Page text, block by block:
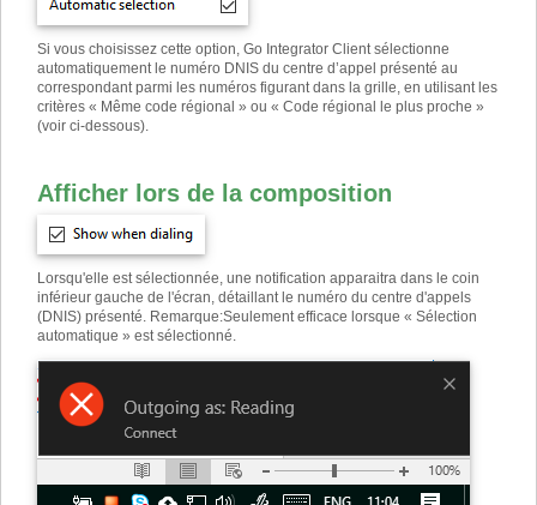
Si vous choisissez cette option, Go Integrator Client sélectionne
automatiquement le numéro DNIS du centre d’appel présenté au
correspondant parmi les numéros figurant dans la grille, en utilisant les
critères « Même code régional » ou « Code régional le plus proche »
(voir ci-dessous).
Afficher lors de la composition
Lorsqu'elle est sélectionnée, une notification apparaitra dans le coin
inférieur gauche de l'écran, détaillant le numéro du centre d'appels
(DNIS) présenté. Remarque:Seulement efficace lorsque « Sélection
automatique » est sélectionné.